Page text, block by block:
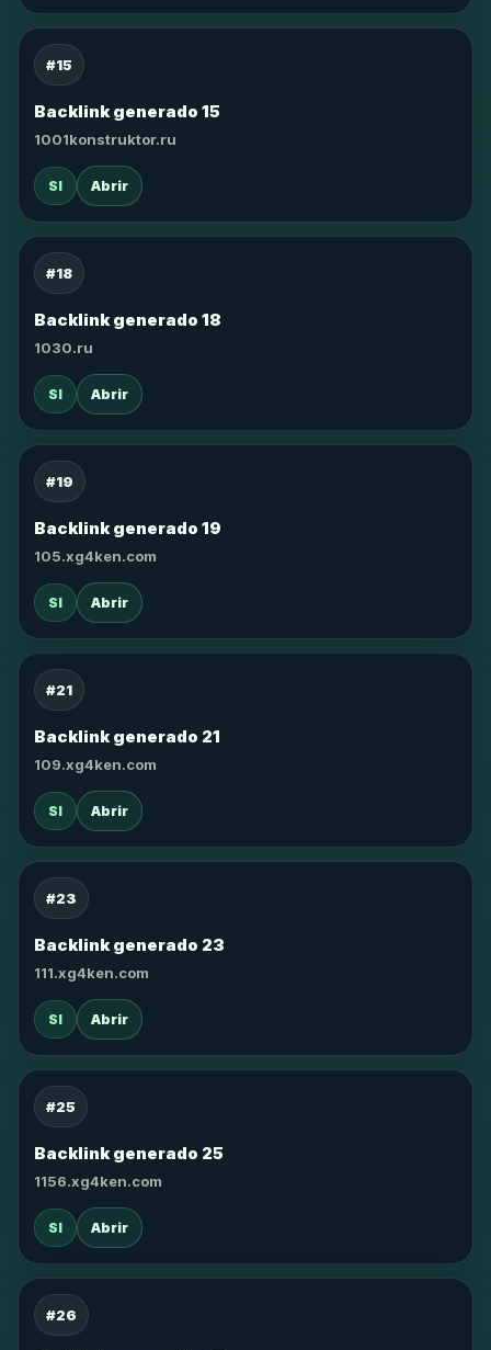
#15
Backlink generado 15
1001konstruktor.ru
SI Abrir
#18
Backlink generado 18
1030.ru
SI Abrir
#19
Backlink generado 19
105.xg4ken.com
SI Abrir
#21
Backlink generado 21
109.xg4ken.com
SI Abrir
#23
Backlink generado 23
111.xg4ken.com
SI Abrir
#25
Backlink generado 25
1156.xg4ken.com
SI Abrir
#26